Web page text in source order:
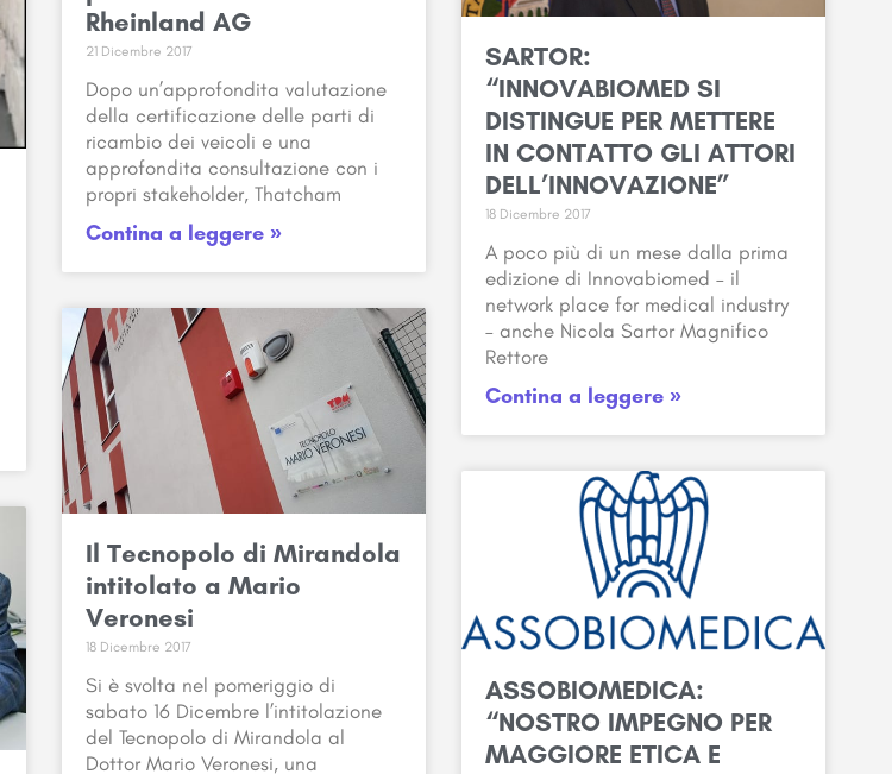
Rheinland AG
21 Dicembre 2017
Dopo un’approfondita valutazione
della certificazione delle parti di
ricambio dei veicoli e una
approfondita consultazione con i
propri stakeholder, Thatcham
Contina a leggere »
Il Tecnopolo di Mirandola
intitolato a Mario
Veronesi
18 Dicembre 2017
Si è svolta nel pomeriggio di
sabato 16 Dicembre l’intitolazione
del Tecnopolo di Mirandola al
Dottor Mario Veronesi, una
SARTOR:
“INNOVABIOMED SI
DISTINGUE PER METTERE
IN CONTATTO GLI ATTORI
DELL’INNOVAZIONE”
18 Dicembre 2017
A poco più di un mese dalla prima
edizione di Innovabiomed – il
network place for medical industry
– anche Nicola Sartor Magnifico
Rettore
Contina a leggere »
ASSOBIOMEDICA:
“NOSTRO IMPEGNO PER
MAGGIORE ETICA E